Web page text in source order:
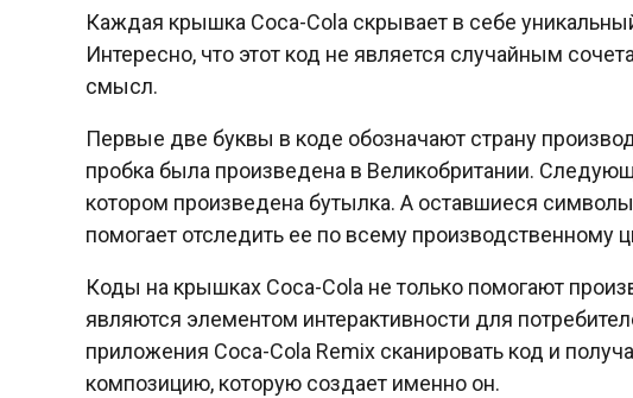
Каждая крышка Coca-Cola скрывает в себе
Интересно, что этот код не является случайным
смысл.
Первые две буквы в коде обозначают страну
пробка была произведена в Великобритании.
котором произведена бутылка. А оставшиеся
помогает отследить ее по всему производственному
Коды на крышках Coca-Cola не только помогают
являются элементом интерактивности для
приложения Coca-Cola Remix сканировать код и
композицию, которую создает именно он.